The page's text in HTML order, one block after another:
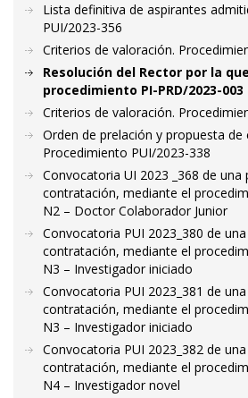
Lista definitiva de aspirantes
PUI/2023-356
Criterios de valoración.
Resolución del Rector por la
procedimiento PI-PRD/2023-003
Criterios de valoración.
Orden de prelación y propuesta de
Procedimiento PUI/2023-338
Convocatoria UI 2023 _368 de una
contratación, mediante el
N2 – Doctor Colaborador Junior
Convocatoria PUI 2023_380 de
contratación, mediante el
N3 – Investigador iniciado
Convocatoria PUI 2023_381 de
contratación, mediante el
N3 – Investigador iniciado
Convocatoria PUI 2023_382 de
contratación, mediante el
N4 – Investigador novel